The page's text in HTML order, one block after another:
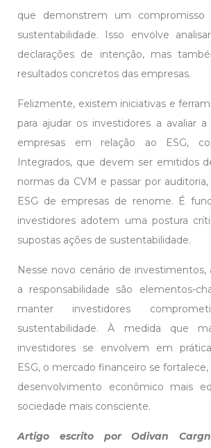
que demonstrem um
sustentabilidade. Isso envolve
declarações de intenção, mas
resultados concretos das empresas.
Felizmente, existem iniciativas e
para ajudar os investidores a avaliar a
empresas em relação ao ESG,
Integrados, que devem ser emitidos
normas da CVM e passar por
ESG de empresas de renome. É
investidores adotem uma postura
supostas ações de sustentabilidade.
Nesse novo cenário de investimentos,
a responsabilidade são elementos-
manter investidores
sustentabilidade. À medida que
investidores se envolvem em
ESG, o mercado financeiro se
desenvolvimento econômico mais
sociedade mais consciente.
Artigo escrito por Odivan